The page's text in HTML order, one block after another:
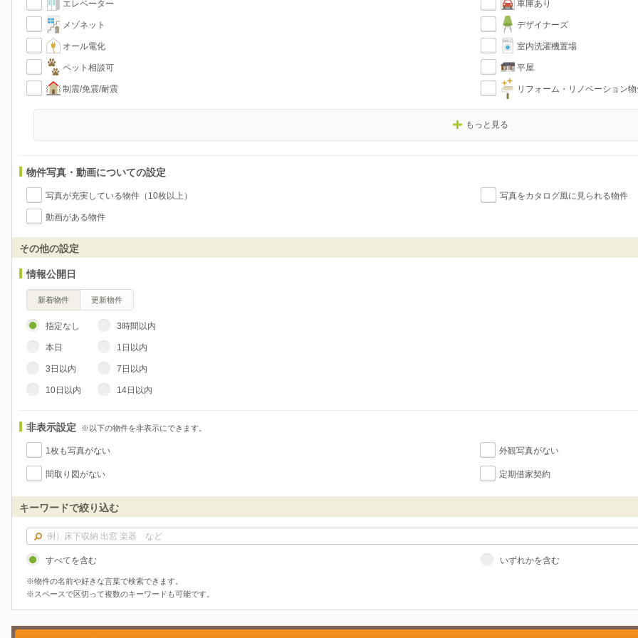
エレベーター 車庫あり
メゾネット デザイナーズ
オール電化 室内洗濯機置場
ペット相談可 平屋
制震/免震/耐震 リフォーム・リノベーション物
もっと見る
物件写真・動画についての設定
写真が充実している物件（10枚以上） 写真をカタログ風に見られる物件
動画がある物件
その他の設定
情報公開日
新着物件 更新物件
指定なし 3時間以内
本日 1日以内
3日以内 7日以内
10日以内 14日以内
非表示設定 ※以下の物件を非表示にできます。
1枚も写真がない 外観写真がない
間取り図がない 定期借家契約
キーワードで絞り込む
すべてを含む いずれかを含む
※物件の名前や好きな言葉で検索できます。
※スペースで区切って複数のキーワードも可能です。